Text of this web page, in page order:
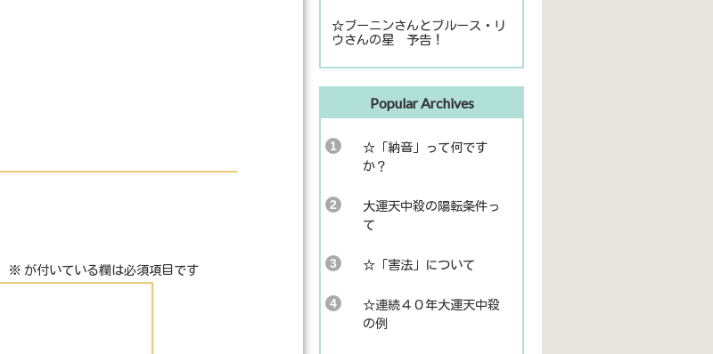
※ が付いている欄は必須項目です
☆ブーニンさんとブルース・リ
ウさんの星 予告！
Popular Archives
☆「納音」って何です
か？
大運天中殺の陽転条件っ
て
☆「害法」について
☆連続４０年大運天中殺
の例